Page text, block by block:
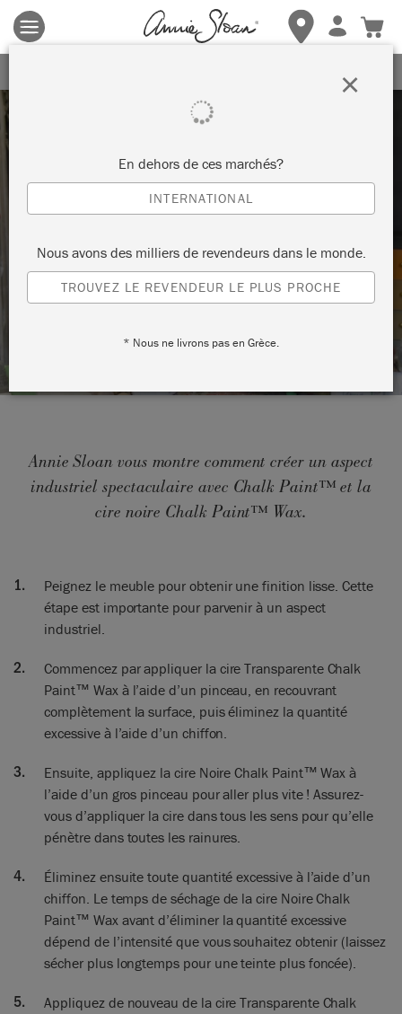
Les conditions générales s'appliquent. Cliquez ici
détails.
Techniques
CRÉER UN LOOK INDUSTRIEL AVEC
LA CIRE NOIRE CHALK PAINT™ WAX
Annie Sloan vous montre comment créer un aspect
industriel spectaculaire avec Chalk Paint™ et la
cire noire Chalk Paint™ Wax.
Peignez le meuble pour obtenir une finition lisse. Cette
étape est importante pour parvenir à un aspect
industriel.
Commencez par appliquer la cire Transparente Chalk
Paint™ Wax à l’aide d’un pinceau, en recouvrant
complètement la surface, puis éliminez la quantité
excessive à l’aide d’un chiffon.
Ensuite, appliquez la cire Noire Chalk Paint™ Wax à
l’aide d’un gros pinceau pour aller plus vite ! Assurez-
vous d’appliquer la cire dans tous les sens pour qu’elle
pénètre dans toutes les rainures.
Éliminez ensuite toute quantité excessive à l’aide d’un
chiffon. Le temps de séchage de la cire Noire Chalk
Paint™ Wax avant d’éliminer la quantité excessive
dépend de l’intensité que vous souhaitez obtenir (laissez
sécher plus longtemps pour une teinte plus foncée).
Appliquez de nouveau de la cire Transparente Chalk
En dehors de ces marchés?
INTERNATIONAL
Nous avons des milliers de revendeurs dans le monde.
TROUVEZ LE REVENDEUR LE PLUS PROCHE
* Nous ne livrons pas en Grèce.
×